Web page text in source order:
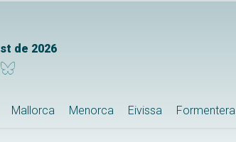
de 2026
Mallorca Menorca Eivissa Formentera